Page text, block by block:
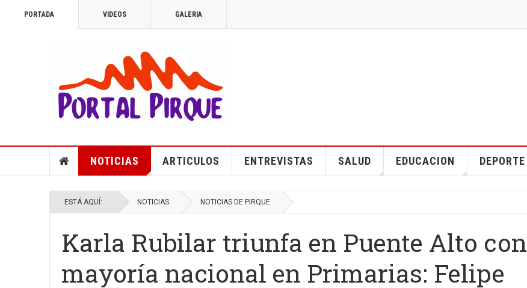
PORTADA VIDEOS GALERIA
NOTICIAS ARTICULOS ENTREVISTAS SALUD EDUCACION DEPORTE
ESTÁ AQUÍ: NOTICIAS NOTICIAS DE PIRQUE
Karla Rubilar triunfa en Puente Alto con
mayoría nacional en Primarias: Felipe